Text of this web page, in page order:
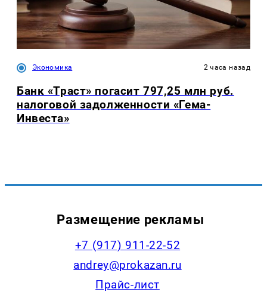
Экономика 2 часа назад
Банк «Траст» погасит 797,25 млн руб.
налоговой задолженности «Гема-
Инвеста»
Размещение рекламы
+7 (917) 911-22-52
andrey@prokazan.ru
Прайс-лист